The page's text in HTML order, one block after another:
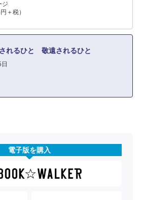
ジ
＋税）
れるひと 敬遠されるひと
電子版を購入